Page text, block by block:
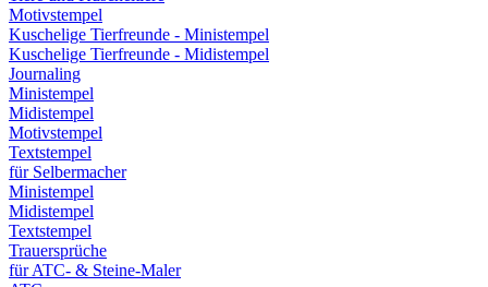
Motivstempel
Kuschelige Tierfreunde - Ministempel
Kuschelige Tierfreunde - Midistempel
Journaling
Ministempel
Midistempel
Motivstempel
Textstempel
für Selbermacher
Ministempel
Midistempel
Textstempel
Trauersprüche
für ATC- & Steine-Maler